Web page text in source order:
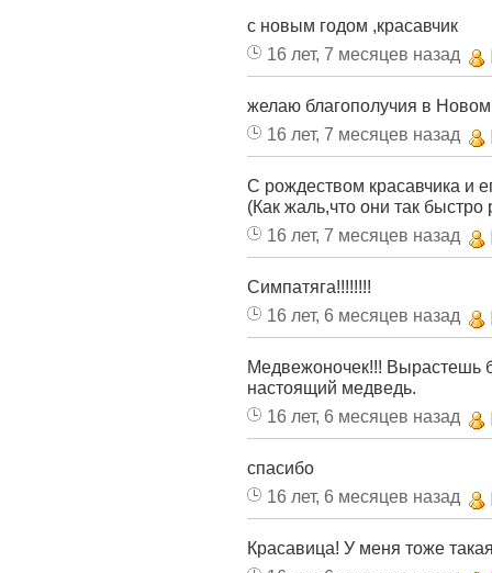
с новым годом ,красавчик
16 лет, 7 месяцев назад
желаю благополучия в Новом
16 лет, 7 месяцев назад
С рождеством красавчика и
(Как жаль,что они так быстро
16 лет, 7 месяцев назад
Симпатяга!!!!!!!!
16 лет, 6 месяцев назад
Медвежоночек!!! Вырастешь
настоящий медведь.
16 лет, 6 месяцев назад
спасибо
16 лет, 6 месяцев назад
Красавица! У меня тоже